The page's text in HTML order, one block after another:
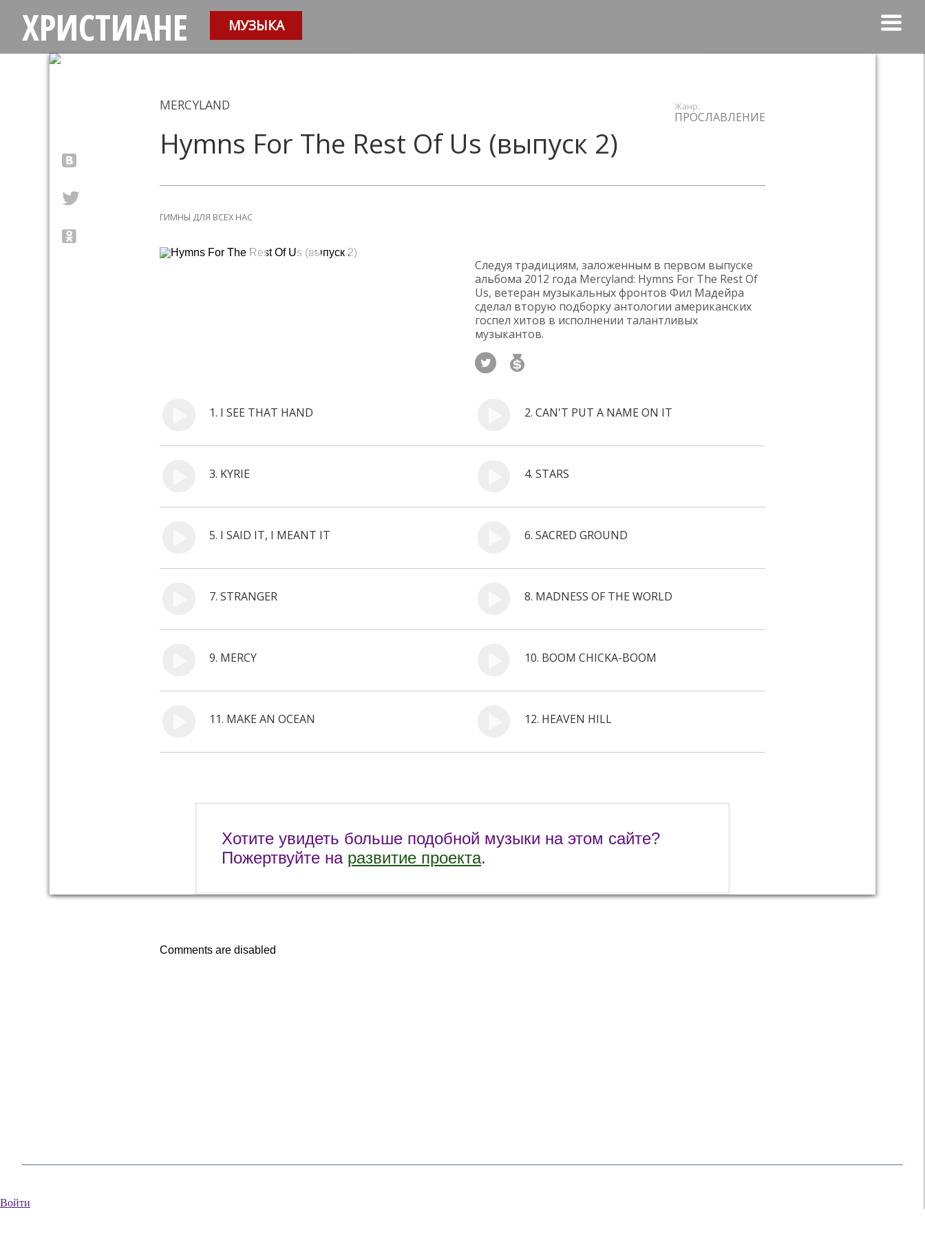
ХРИСТИАНЕ МУЗЫКА
ПРОСЛАВЛЕНИЕ
MERCYLAND
Hymns For The Rest Of Us (выпуск 2)
ГИМНЫ ДЛЯ ВСЕХ НАС
Следуя традициям, заложенным в первом выпуске
альбома 2012 года Mercyland: Hymns For The Rest Of
Us, ветеран музыкальных фронтов Фил Мадейра
сделал вторую подборку антологии американских
госпел хитов в исполнении талантливых
музыкантов.
1. I SEE THAT HAND 2. CAN'T PUT A NAME ON IT
3. KYRIE 4. STARS
5. I SAID IT, I MEANT IT 6. SACRED GROUND
7. STRANGER 8. MADNESS OF THE WORLD
9. MERCY 10. BOOM CHICKA-BOOM
11. MAKE AN OCEAN 12. HEAVEN HILL
Хотите увидеть больше подобной музыки на этом сайте?
Пожертвуйте на развитие проекта.
Comments are disabled
Войти